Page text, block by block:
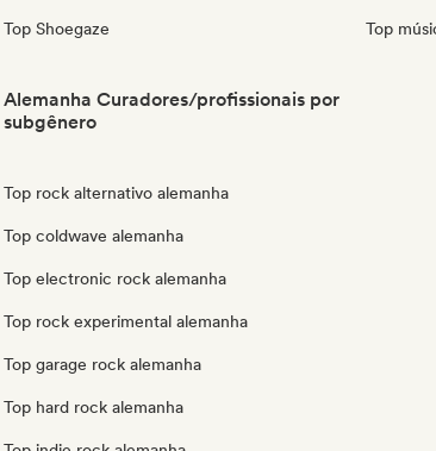
Top Shoegaze Top
Alemanha Curadores/profissionais por
subgênero
Top rock alternativo alemanha
Top coldwave alemanha
Top electronic rock alemanha
Top rock experimental alemanha
Top garage rock alemanha
Top hard rock alemanha